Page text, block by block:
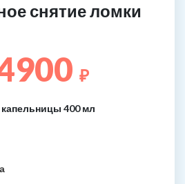
снятие ломки
₽
400 мл